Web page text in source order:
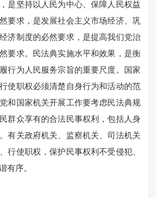
是坚持以人民为中心、保障人民权益
要求，是发展社会主义市场经济、巩
济制度的必然要求，是提高我们党治
要求。民法典实施水平和效果，是衡
行为人民服务宗旨的重要尺度。国家
使职权必须清楚自身行为和活动的范
和国家机关开展工作要考虑民法典规
群众享有的合法民事权利，包括人身
有关政府机关、监察机关、司法机关
行使职权，保护民事权利不受侵犯、
有序。